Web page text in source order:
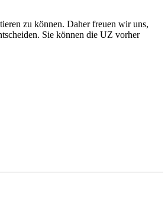
zu können. Daher freuen wir uns,
Sie können die UZ vorher